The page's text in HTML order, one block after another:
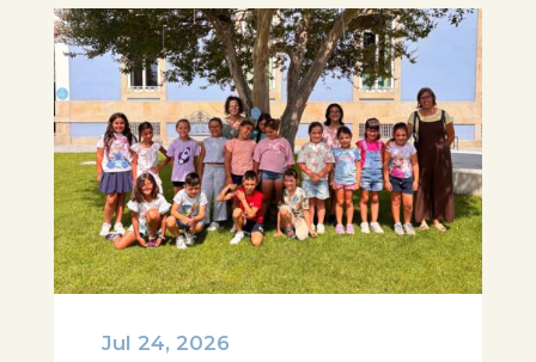
Jul 24, 2026